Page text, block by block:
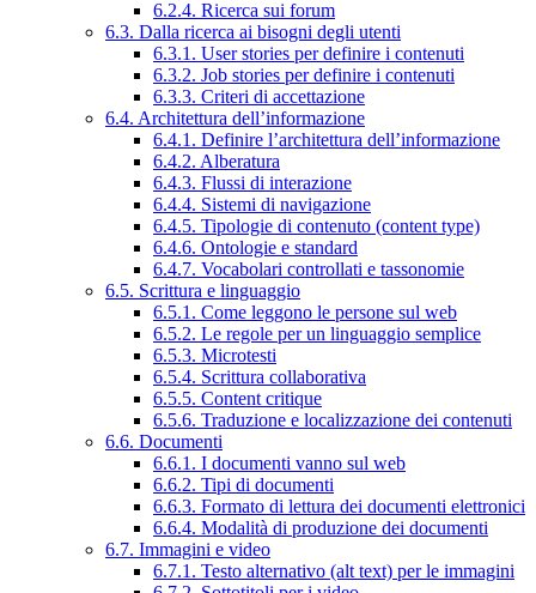
6.2.4. Ricerca sui forum
6.3. Dalla ricerca ai bisogni degli utenti
6.3.1. User stories per definire i contenuti
6.3.2. Job stories per definire i contenuti
6.3.3. Criteri di accettazione
6.4. Architettura dell’informazione
6.4.1. Definire l’architettura dell’informazione
6.4.2. Alberatura
6.4.3. Flussi di interazione
6.4.4. Sistemi di navigazione
6.4.5. Tipologie di contenuto (content type)
6.4.6. Ontologie e standard
6.4.7. Vocabolari controllati e tassonomie
6.5. Scrittura e linguaggio
6.5.1. Come leggono le persone sul web
6.5.2. Le regole per un linguaggio semplice
6.5.3. Microtesti
6.5.4. Scrittura collaborativa
6.5.5. Content critique
6.5.6. Traduzione e localizzazione dei contenuti
6.6. Documenti
6.6.1. I documenti vanno sul web
6.6.2. Tipi di documenti
6.6.3. Formato di lettura dei documenti elettronici
6.6.4. Modalità di produzione dei documenti
6.7. Immagini e video
6.7.1. Testo alternativo (alt text) per le immagini